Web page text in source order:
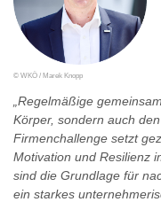
© WKÖ / Marek Knopp
„Regelmäßige
Körper, sondern auch
Firmenchallenge setzt
Motivation und Resilienz
sind die Grundlage für
ein starkes